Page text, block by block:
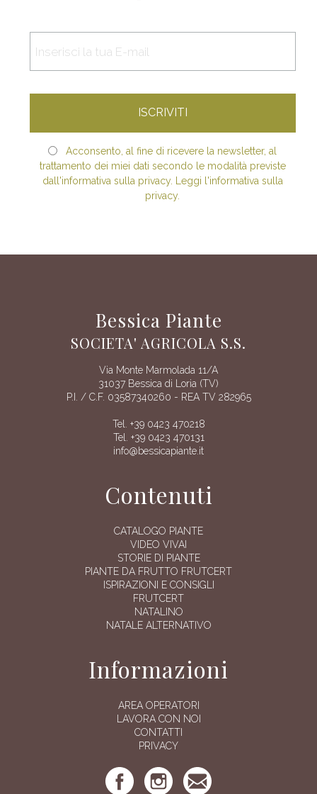
Acconsento, al fine di ricevere la newsletter, al
trattamento dei miei dati secondo le modalità previste
dall'informativa sulla privacy. Leggi l'informativa sulla
privacy.
Bessica Piante
SOCIETA' AGRICOLA S.S.
Via Monte Marmolada 11/A
31037 Bessica di Loria (TV)
P.I. / C.F. 03587340260 - REA TV 282965
Tel. +39 0423 470218
Tel. +39 0423 470131
info@bessicapiante.it
Contenuti
CATALOGO PIANTE
VIDEO VIVAI
STORIE DI PIANTE
PIANTE DA FRUTTO FRUTCERT
ISPIRAZIONI E CONSIGLI
FRUTCERT
NATALINO
NATALE ALTERNATIVO
Informazioni
AREA OPERATORI
LAVORA CON NOI
CONTATTI
PRIVACY